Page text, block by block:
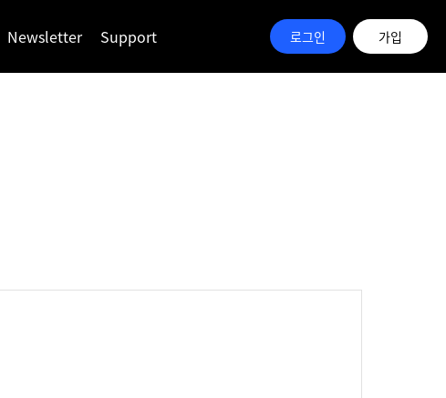
Newsletter Support 로그인 가입